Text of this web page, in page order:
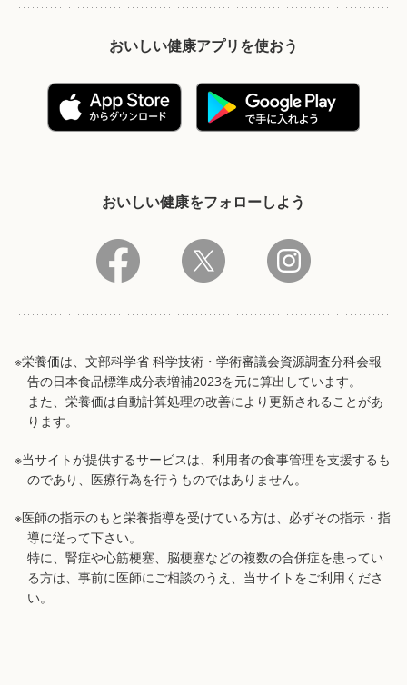
おいしい健康アプリを使おう
おいしい健康をフォローしよう
※栄養価は、文部科学省 科学技術・学術審議会資源調査分科会報
告の日本食品標準成分表増補2023を元に算出しています。
また、栄養価は自動計算処理の改善により更新されることがあ
ります。
※当サイトが提供するサービスは、利用者の食事管理を支援するも
のであり、医療行為を行うものではありません。
※医師の指示のもと栄養指導を受けている方は、必ずその指示・指
導に従って下さい。
特に、腎症や心筋梗塞、脳梗塞などの複数の合併症を患ってい
る方は、事前に医師にご相談のうえ、当サイトをご利用くださ
い。